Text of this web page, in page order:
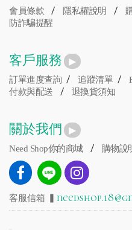
訂單進度查詢 / 追蹤清單
付款與配送 /
關於我們
Need Shop你的商城 / 購物說
客服信箱 ▍
Copyright © 2018